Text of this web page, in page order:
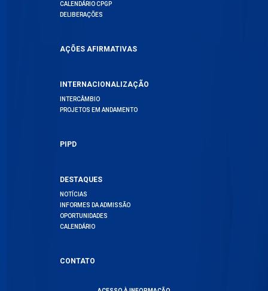
CALENDÁRIO CPGP
DELIBERAÇÕES
AÇÕES AFIRMATIVAS
INTERNACIONALIZAÇÃO
INTERCÂMBIO
PROJETOS EM ANDAMENTO
PIPD
DESTAQUES
NOTÍCIAS
INFORMES DA ADMISSÃO
OPORTUNIDADES
CALENDÁRIO
CONTATO